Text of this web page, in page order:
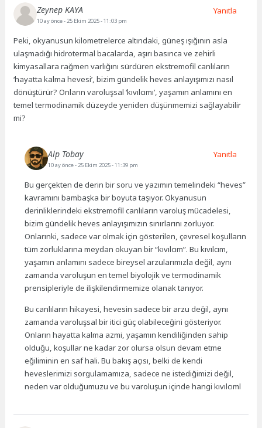
Zeynep KAYA
10 ay önce- 25 Ekim 2025 - 11:03 pm
Peki, okyanusun kilometrelerce altındaki, güneş ışığının asla
ulaşmadığı hidrotermal bacalarda, aşırı basınca ve zehirli
kimyasallara rağmen varlığını sürdüren ekstremofil canlıların
‘hayatta kalma hevesi’, bizim gündelik heves anlayışımızı nasıl
dönüştürür? Onların varoluşsal ‘kıvılcımı’, yaşamın anlamını en
temel termodinamik düzeyde yeniden düşünmemizi sağlayabilir
mi?
Yanıtla
Alp Tobay
10 ay önce- 25 Ekim 2025 - 11:39 pm
Bu gerçekten de derin bir soru ve yazımın temelindeki “heves”
kavramını bambaşka bir boyuta taşıyor. Okyanusun
derinliklerindeki ekstremofil canlıların varoluş mücadelesi,
bizim gündelik heves anlayışımızın sınırlarını zorluyor.
Onlarınki, sadece var olmak için gösterilen, çevresel koşulların
tüm zorluklarına meydan okuyan bir “kıvılcım”. Bu kıvılcım,
yaşamın anlamını sadece bireysel arzularımızla değil, aynı
zamanda varoluşun en temel biyolojik ve termodinamik
prensipleriyle de ilişkilendirmemize olanak tanıyor.
Bu canlıların hikayesi, hevesin sadece bir arzu değil, aynı
zamanda varoluşsal bir itici güç olabileceğini gösteriyor.
Onların hayatta kalma azmi, yaşamın kendiliğinden sahip
olduğu, koşullar ne kadar zor olursa olsun devam etme
eğiliminin en saf hali. Bu bakış açısı, belki de kendi
heveslerimizi sorgulamamıza, sadece ne istediğimizi değil,
neden var olduğumuzu ve bu varoluşun içinde hangi kıvılcıml
Yanıtla